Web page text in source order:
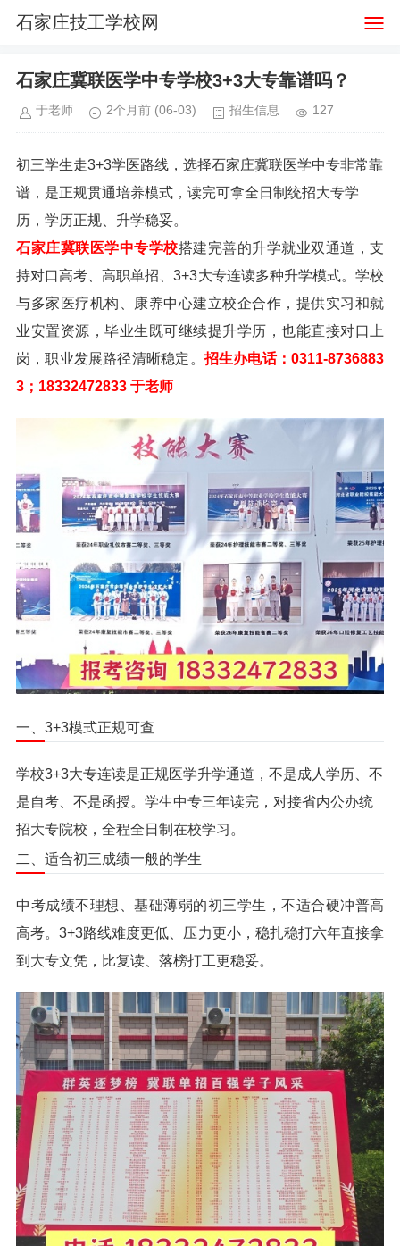
石家庄技工学校网
石家庄冀联医学中专学校3+3大专靠谱吗？
于老师 2个月前 (06-03) 招生信息 127
初三学生走3+3学医路线，选择石家庄冀联医学中专非常靠
谱，是正规贯通培养模式，读完可拿全日制统招大专学
历，学历正规、升学稳妥。
石家庄冀联医学中专学校搭建完善的升学就业双通道，支
持对口高考、高职单招、3+3大专连读多种升学模式。学校
与多家医疗机构、康养中心建立校企合作，提供实习和就
业安置资源，毕业生既可继续提升学历，也能直接对口上
岗，职业发展路径清晰稳定。 招生办电话：0311-8736883
3；18332472833 于老师
一、3+3模式正规可查
学校3+3大专连读是正规医学升学通道，不是成人学历、不
是自考、不是函授。学生中专三年读完，对接省内公办统
招大专院校，全程全日制在校学习。
二、适合初三成绩一般的学生
中考成绩不理想、基础薄弱的初三学生，不适合硬冲普高
高考。3+3路线难度更低、压力更小，稳扎稳打六年直接拿
到大专文凭，比复读、落榜打工更稳妥。